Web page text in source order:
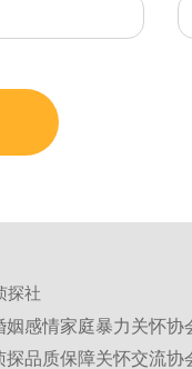
探社
姻感情家庭暴力关怀协
探品质保障关怀交流协